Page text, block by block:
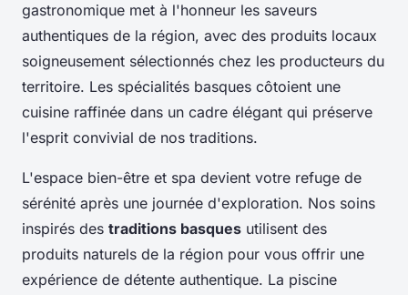
gastronomique met à l'honneur les saveurs
authentiques de la région, avec des produits locaux
soigneusement sélectionnés chez les producteurs du
territoire. Les spécialités basques côtoient une
cuisine raffinée dans un cadre élégant qui préserve
l'esprit convivial de nos traditions.
L'espace bien-être et spa devient votre refuge de
sérénité après une journée d'exploration. Nos soins
inspirés des traditions basques utilisent des
produits naturels de la région pour vous offrir une
expérience de détente authentique. La piscine